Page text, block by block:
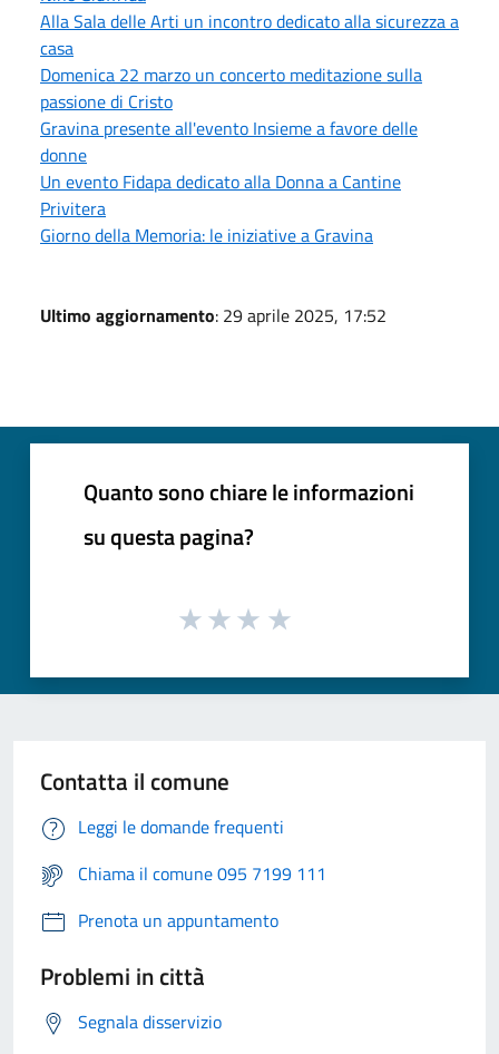
Alla Sala delle Arti un incontro dedicato alla sicurezza a
casa
Domenica 22 marzo un concerto meditazione sulla
passione di Cristo
Gravina presente all'evento Insieme a favore delle
donne
Un evento Fidapa dedicato alla Donna a Cantine
Privitera
Giorno della Memoria: le iniziative a Gravina
Ultimo aggiornamento: 29 aprile 2025, 17:52
Quanto sono chiare le informazioni
su questa pagina?
Contatta il comune
Leggi le domande frequenti
Chiama il comune 095 7199 111
Prenota un appuntamento
Problemi in città
Segnala disservizio